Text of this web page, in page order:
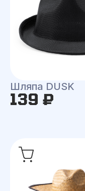
Шляпа DUSK
139 ₽